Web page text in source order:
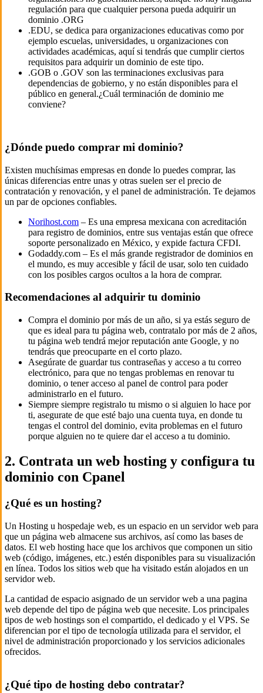
regulación para que cualquier persona pueda adquirir un
dominio .ORG
.EDU, se dedica para organizaciones educativas como por
ejemplo escuelas, universidades, u organizaciones con
actividades académicas, aquí si tendrás que cumplir ciertos
requisitos para adquirir un dominio de este tipo.
.GOB o .GOV son las terminaciones exclusivas para
dependencias de gobierno, y no están disponibles para el
público en general.¿Cuál terminación de dominio me
conviene?
¿Dónde puedo comprar mi dominio?
Existen muchísimas empresas en donde lo puedes comprar, las
únicas diferencias entre unas y otras suelen ser el precio de
contratación y renovación, y el panel de administración. Te dejamos
un par de opciones confiables.
Norihost.com – Es una empresa mexicana con acreditación
para registro de dominios, entre sus ventajas están que ofrece
soporte personalizado en México, y expide factura CFDI.
Godaddy.com – Es el más grande registrador de dominios en
el mundo, es muy accesible y fácil de usar, solo ten cuidado
con los posibles cargos ocultos a la hora de comprar.
Recomendaciones al adquirir tu dominio
Compra el dominio por más de un año, si ya estás seguro de
que es ideal para tu página web, contratalo por más de 2 años,
tu página web tendrá mejor reputación ante Google, y no
tendrás que preocuparte en el corto plazo.
Asegúrate de guardar tus contraseñas y acceso a tu correo
electrónico, para que no tengas problemas en renovar tu
dominio, o tener acceso al panel de control para poder
administrarlo en el futuro.
Siempre siempre registralo tu mismo o si alguien lo hace por
ti, asegurate de que esté bajo una cuenta tuya, en donde tu
tengas el control del dominio, evita problemas en el futuro
porque alguien no te quiere dar el acceso a tu dominio.
2. Contrata un web hosting y configura tu
dominio con Cpanel
¿Qué es un hosting?
Un Hosting u hospedaje web, es un espacio en un servidor web para
que un página web almacene sus archivos, así como las bases de
datos. El web hosting hace que los archivos que componen un sitio
web (código, imágenes, etc.) estén disponibles para su visualización
en línea. Todos los sitios web que ha visitado están alojados en un
servidor web.
La cantidad de espacio asignado de un servidor web a una pagina
web depende del tipo de página web que necesite. Los principales
tipos de web hostings son el compartido, el dedicado y el VPS. Se
diferencian por el tipo de tecnología utilizada para el servidor, el
nivel de administración proporcionado y los servicios adicionales
ofrecidos.
¿Qué tipo de hosting debo contratar?